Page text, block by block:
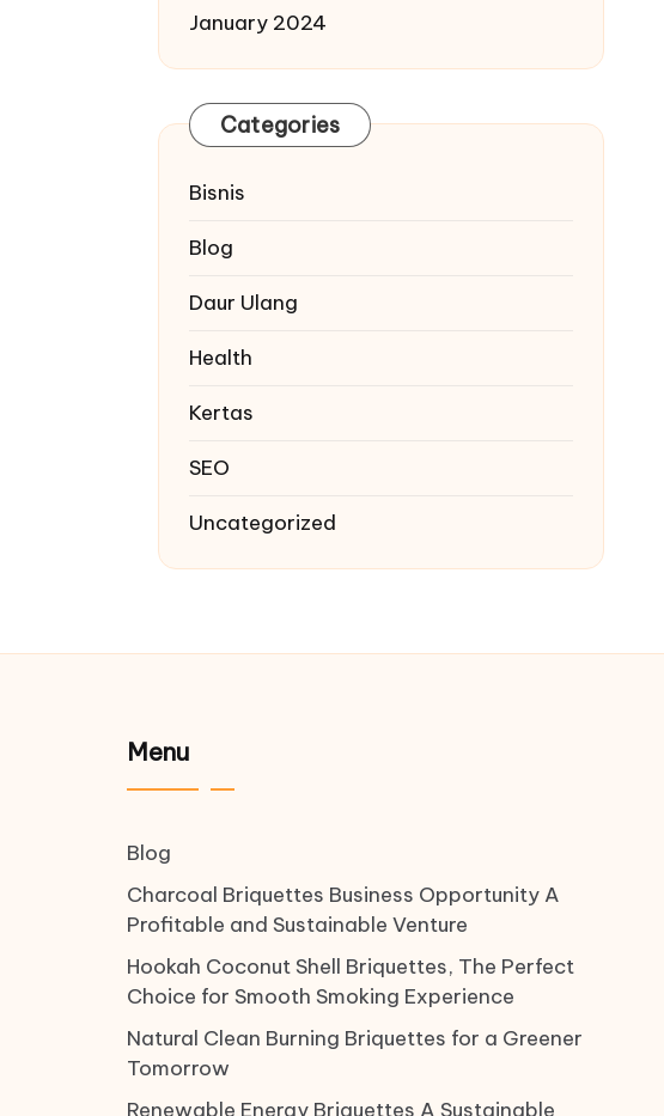
January 2024
Categories
Bisnis
Blog
Daur Ulang
Health
Kertas
SEO
Uncategorized
Menu
Blog
Charcoal Briquettes Business Opportunity A
Profitable and Sustainable Venture
Hookah Coconut Shell Briquettes, The Perfect
Choice for Smooth Smoking Experience
Natural Clean Burning Briquettes for a Greener
Tomorrow
Renewable Energy Briquettes A Sustainable